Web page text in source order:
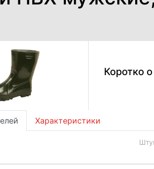
Коротко
Характеристики